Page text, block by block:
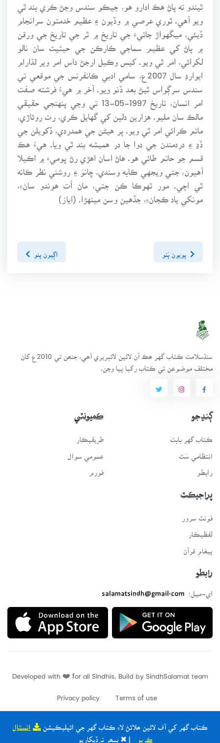
ڪتاب گهر کي آف لائين ھلائڻ لاءِ ڪتاب گهر جي ائپليڪيشن انسٽال
| ✖ ٻيھر نہ ڏيکاريو
ٿيندو ته پاڻ هڪ ادارو هو، جيڪو سندس وڃڻ ڪري بند ٿي
ويو آهي. ٿوري عرصي ۾ وڏيون ۽ عظيم خدمتون سرانجام
ڏيئي، ميگهواڙ جاتيءَ جي تاريخ ۾ ٿر جي تاريخ جي ورقن
۾ پاڻ کي عظيم سماجي ڪارڪن جي حيثيت سان نالو
لکرائي، امر ٿي ويو. کيس وڪيل ارجڻ داس امر وير لڌارام
ايوارڊ سال 2007ع، سامي ادبي ڪانفرنس جي موقعي تي
سندس سرڳواس ٿيڻ بعد ڏنو ويو. آخر ۾ هيءُ فرشته صفت
امر انسان، تاريخ 1997-05-13 تي وڃي پنهنجي حقيقي
مالڪ سان مليو. هزارين دلين کي گهايل ڪري، رت روئاڙي،
ماتم ڪرائي امر ٿي ويو. پر هيڻن جي همدردي، ڏکويلن جي
ڏڍ ۽ دردمندن جي دوا جا در هميشه بند ٿي ويا. هيءُ هڪ
قسم جو حاتم طائي هو. هاڻ اسان اهڙي رڻ ڀوميءَ ۾ اڪيلا
آهيون، جتي ويجهي ڪابه وسندي، ڇانوَ ۽ روشني نظر ڪانه
ٿي اچي. مور ٽهوڪا ڪن جتي، مان اُت هوندو سانءِ،
مونکي ياد ڪجانءِ، جڏهين وسن مينهڙا. (اياز)
پويون پَنو اڳيون پنو
سنڌسلامت ڪتاب گهر ھڪ آن لائين لائبريري آھي، جنھن تي 2010ع کان
مختلف موضوعن تي ڪتاب رکيا پيا وڃن.
ڳنڍجو
ڪتاب گهر بابت
انتظامي سَٿ
رابطو
ڪميونٽي
طريقيڪار
عمومي سوال
فورم
پراجيڪٽ
لفظيڪار
پيغامِ قرآن
رابطو
اي-ميل:
salamatsindh@gmail.com
Developed with ❤️ for all Sindhis. Build by
Terms of use